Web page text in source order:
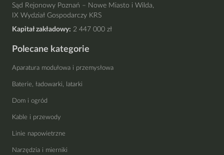
Sąd Rejonowy Poznań – Nowe Miasto i Wilda,
IX Wydział Gospodarczy KRS
Kapitał zakładowy: 2 447 000 zł
Polecane kategorie
Aparatura modułowa i przemysłowa
Baterie, ładowarki, latarki
Dom i ogród
Kable i przewody
Linie napowietrzne
Narzędzia i mierniki